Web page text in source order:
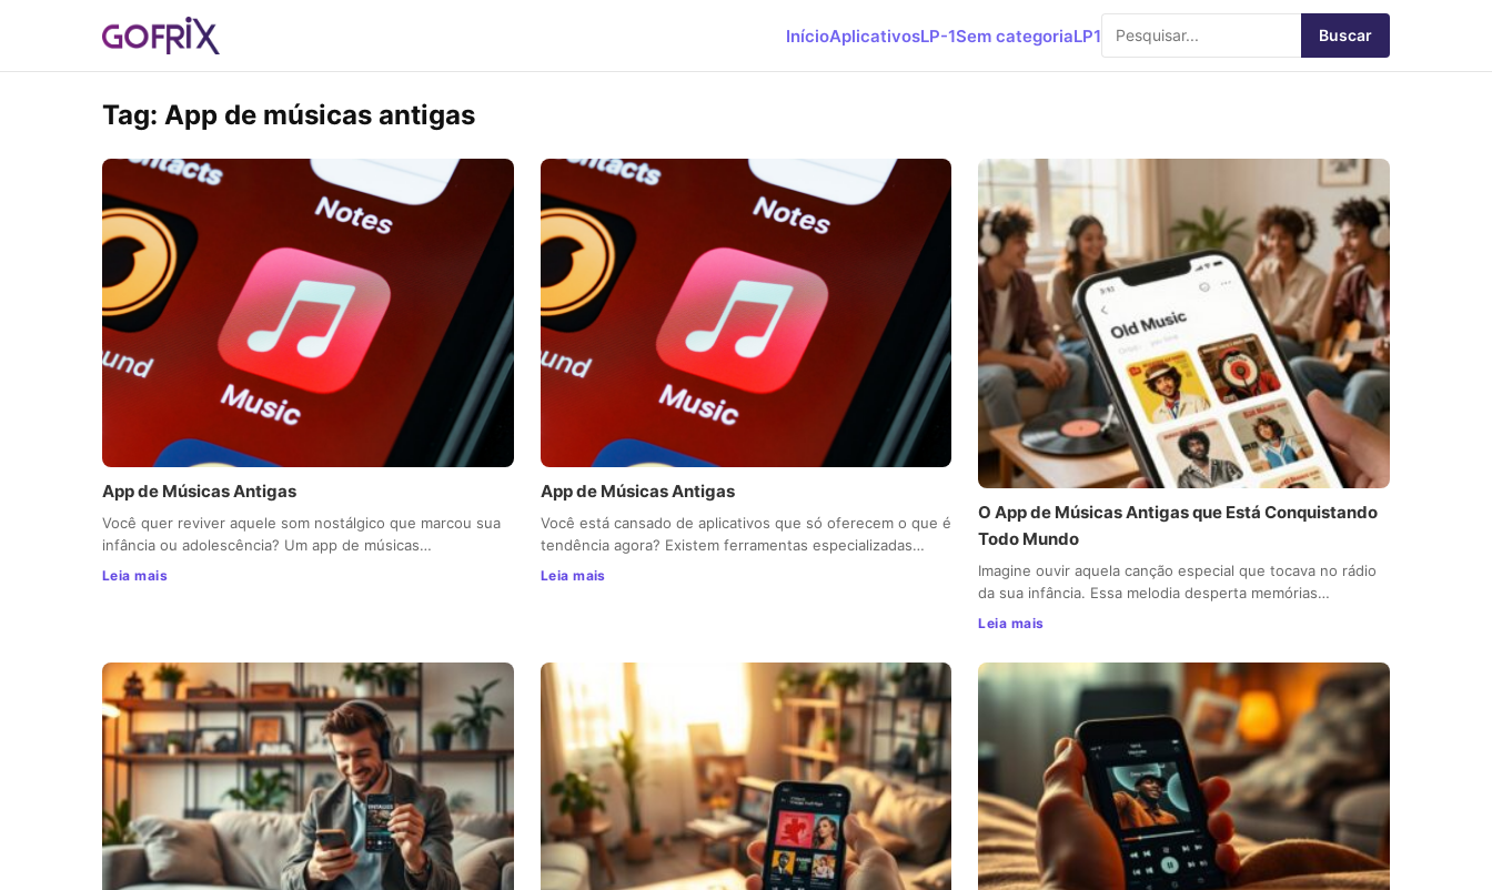
InícioAplicativosLP-1Sem categoriaLP1 Buscar
Tag: App de músicas antigas
App de Músicas Antigas
Você quer reviver aquele som nostálgico que marcou sua
infância ou adolescência? Um app de músicas…
Leia mais
App de Músicas Antigas
Você está cansado de aplicativos que só oferecem o que é
tendência agora? Existem ferramentas especializadas…
Leia mais
O App de Músicas Antigas que Está Conquistando
Todo Mundo
Imagine ouvir aquela canção especial que tocava no rádio
da sua infância. Essa melodia desperta memórias…
Leia mais